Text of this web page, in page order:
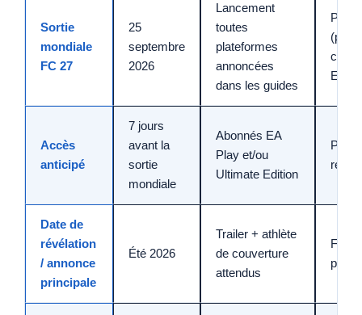
Sortie
mondiale
FC 27
25
septembre
2026
Lancement
toutes
plateformes
annoncées
dans les guides
(pas
EA
Accès
anticipé
7 jours
avant la
sortie
mondiale
Abonnés EA
Play et/ou
Ultimate Edition
Date de
révélation
/ annonce
principale
Été 2026
Trailer + athlète
de couverture
attendus
plus